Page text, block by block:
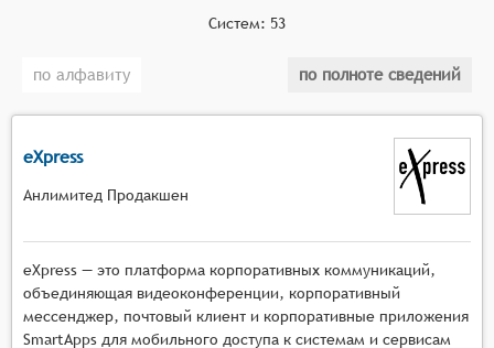
голосовой связи, системы должны иметь следующие
Поддержка одновременного подключения
Функции для управления правами и
настройками участников конференции.
Возможность интеграции с корпоративными
телефонными системами.
Поддержка мобильных устройств для общения
вне офиса.
Систем: 53
по алфавиту по полноте сведений
eXpress
Анлимитед Продакшен
eXpress — это платформа корпоративных коммуникаций,
объединяющая видеоконференции, корпоративный
мессенджер, почтовый клиент и корпоративные приложения
SmartApps для мобильного доступа к системам и сервисам